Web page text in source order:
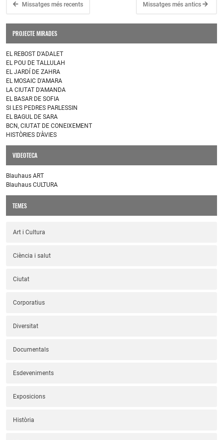
Missatges més recents Missatges més antics
PROJECTE MIRADES
EL REBOST D'ADALET
EL POU DE TALLULAH
EL JARDÍ DE ZAHRA
EL MOSAIC D'AMARA
LA CIUTAT D'AMANDA
EL BASAR DE SOFIA
SI LES PEDRES PARLESSIN
EL BAGUL DE SARA
BCN, CIUTAT DE CONEIXEMENT
HISTÒRIES D'ÀVIES
VIDEOTECA
Blauhaus ART
Blauhaus CULTURA
TEMES
Art i Cultura
Ciència i salut
Ciutat
Corporatius
Diversitat
Documentals
Esdeveniments
Exposicions
Història